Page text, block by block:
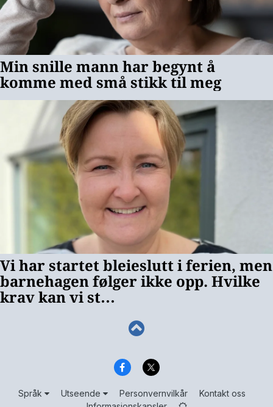
Språk Utseende Personvernvilkår
Kontakt oss